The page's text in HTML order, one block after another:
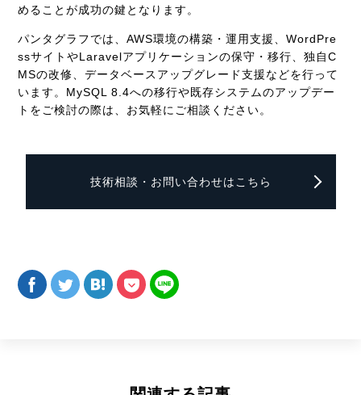
めることが成功の鍵となります。
パンタグラフでは、AWS環境の構築・運用支援、WordPre
ssサイトやLaravelアプリケーションの保守・移行、独自C
MSの改修、データベースアップグレード支援などを行って
います。MySQL 8.4への移行や既存システムのアップデー
トをご検討の際は、お気軽にご相談ください。
技術相談・お問い合わせはこちら